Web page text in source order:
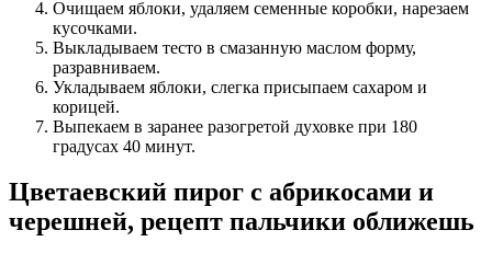
Очищаем яблоки, удаляем семенные коробки, нарезаем
кусочками.
Выкладываем тесто в смазанную маслом форму,
разравниваем.
Укладываем яблоки, слегка присыпаем сахаром и
корицей.
Выпекаем в заранее разогретой духовке при 180
градусах 40 минут.
Цветаевский пирог с абрикосами и
черешней, рецепт пальчики оближешь